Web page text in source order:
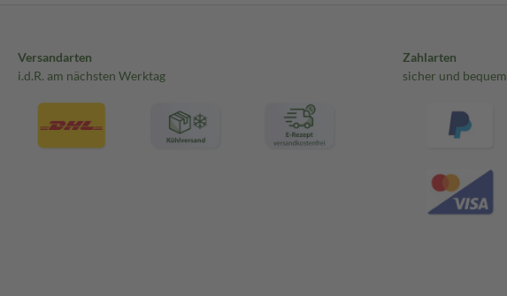
Versandarten
i.d.R. am nächsten Werktag
Zahlarten
sicher und bequem